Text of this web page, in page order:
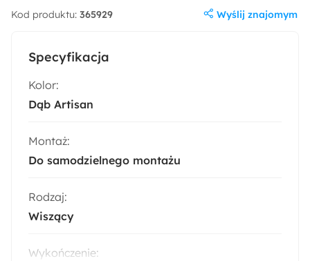
Specyfikacja
Kolor:
Dąb Artisan
Montaż:
Do samodzielnego montażu
Rodzaj:
Wiszący
Wykończenie:
Kod produktu: 365929 Wyślij znajomym